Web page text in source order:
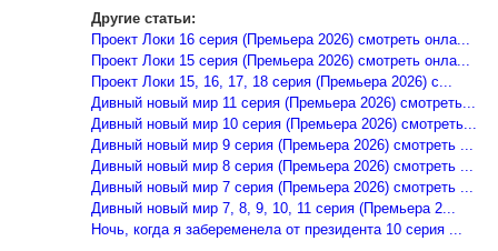
Другие статьи:
Проект Локи 16 серия (Премьера 2026) смотреть онла...
Проект Локи 15 серия (Премьера 2026) смотреть онла...
Проект Локи 15, 16, 17, 18 серия (Премьера 2026) с...
Дивный новый мир 11 серия (Премьера 2026) смотреть...
Дивный новый мир 10 серия (Премьера 2026) смотреть...
Дивный новый мир 9 серия (Премьера 2026) смотреть ...
Дивный новый мир 8 серия (Премьера 2026) смотреть ...
Дивный новый мир 7 серия (Премьера 2026) смотреть ...
Дивный новый мир 7, 8, 9, 10, 11 серия (Премьера 2...
Ночь, когда я забеременела от президента 10 серия ...